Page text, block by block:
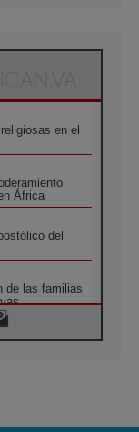
en el
África
del
de las familias
con la